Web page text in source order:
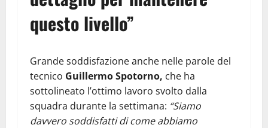
questo livello”
Grande soddisfazione anche nelle parole del
tecnico Guillermo Spotorno, che ha
sottolineato l’ottimo lavoro svolto dalla
squadra durante la settimana: “Siamo
davvero soddisfatti di come abbiamo